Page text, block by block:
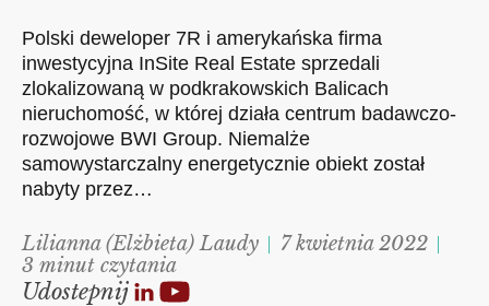
Polski deweloper 7R i amerykańska firma
inwestycyjna InSite Real Estate sprzedali
zlokalizowaną w podkrakowskich Balicach
nieruchomość, w której działa centrum badawczo-
rozwojowe BWI Group. Niemalże
samowystarczalny energetycznie obiekt został
nabyty przez…
Lilianna (Elżbieta) Laudy
7 kwietnia 2022
3 minut czytania
Udostepnij